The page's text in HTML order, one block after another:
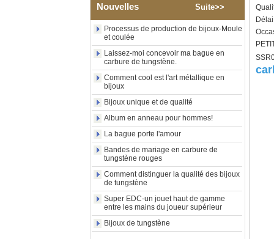
Bague en carbure de
tungstène avec chevalière
carrée polie noire,
motif croisé en coquille
d'ormeau, bague de
déclaration religieuse pour
hommes, gravure intérieure
approvisionnement en vrac
OEM ODM, vente en
Bague en carbure de
tungstène plaqué or rose de
8 mm, corde de guitare rouge
et incrustation d'opale
écrasée, alliance pour
hommes sur le thème de la
musique, gravure laser
intérieure personnalisée,
approvisionnement en vrac
OEM ODM, vente en gros d'
Bracelet à maillons I en acier
Nouvelles Suite>>
Processus de production de bijoux-Moule
et coulée
Laissez-moi concevoir ma bague en
carbure de tungstène.
Comment cool est l'art métallique en
bijoux
Bijoux unique et de qualité
Album en anneau pour hommes!
La bague porte l'amour
Bandes de mariage en carbure de
tungstène rouges
Comment distinguer la qualité des bijoux
de tungstène
Super EDC-un jouet haut de gamme
entre les mains du joueur supérieur
Bijoux de tungstène